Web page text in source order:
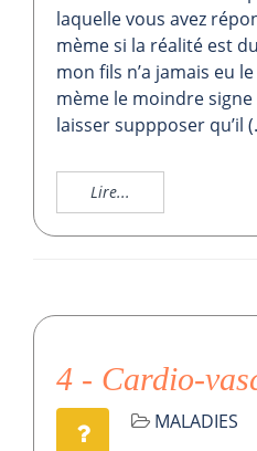
laquelle vous avez
mème si la réalité est
mon fils n’a jamais eu
mème le moindre
laisser suppposer qu’il
Lire...
4 - Cardio-
MALADIES